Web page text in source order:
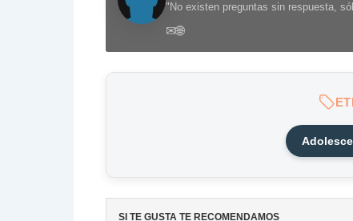
"No existen preguntas sin respuesta,
✉🌐
SI TE GUSTA TE RECOMENDAMOS